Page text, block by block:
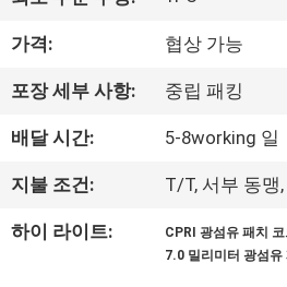
대
공
장
가격: 협상 가능
포장 세부 사항: 중립 패킹
배달 시간: 5-8working 일
지불 조건: T/T, 서부 동맹,
하이 라이트: CPRI 광섬유 패치
7.0 밀리미터 광섬유